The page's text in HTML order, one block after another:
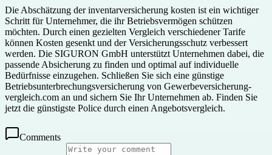
Die Abschätzung der inventarversicherung kosten ist ein wichtiger
Schritt für Unternehmer, die ihr Betriebsvermögen schützen
möchten. Durch einen gezielten Vergleich verschiedener Tarife
können Kosten gesenkt und der Versicherungsschutz verbessert
werden. Die SIGURON GmbH unterstützt Unternehmen dabei, die
passende Absicherung zu finden und optimal auf individuelle
Bedürfnisse einzugehen. Schließen Sie sich eine günstige
Betriebsunterbrechungsversicherung von Gewerbeversicherung-
vergleich.com an und sichern Sie Ihr Unternehmen ab. Finden Sie
jetzt die günstigste Police durch einen Angebotsvergleich.
Comments